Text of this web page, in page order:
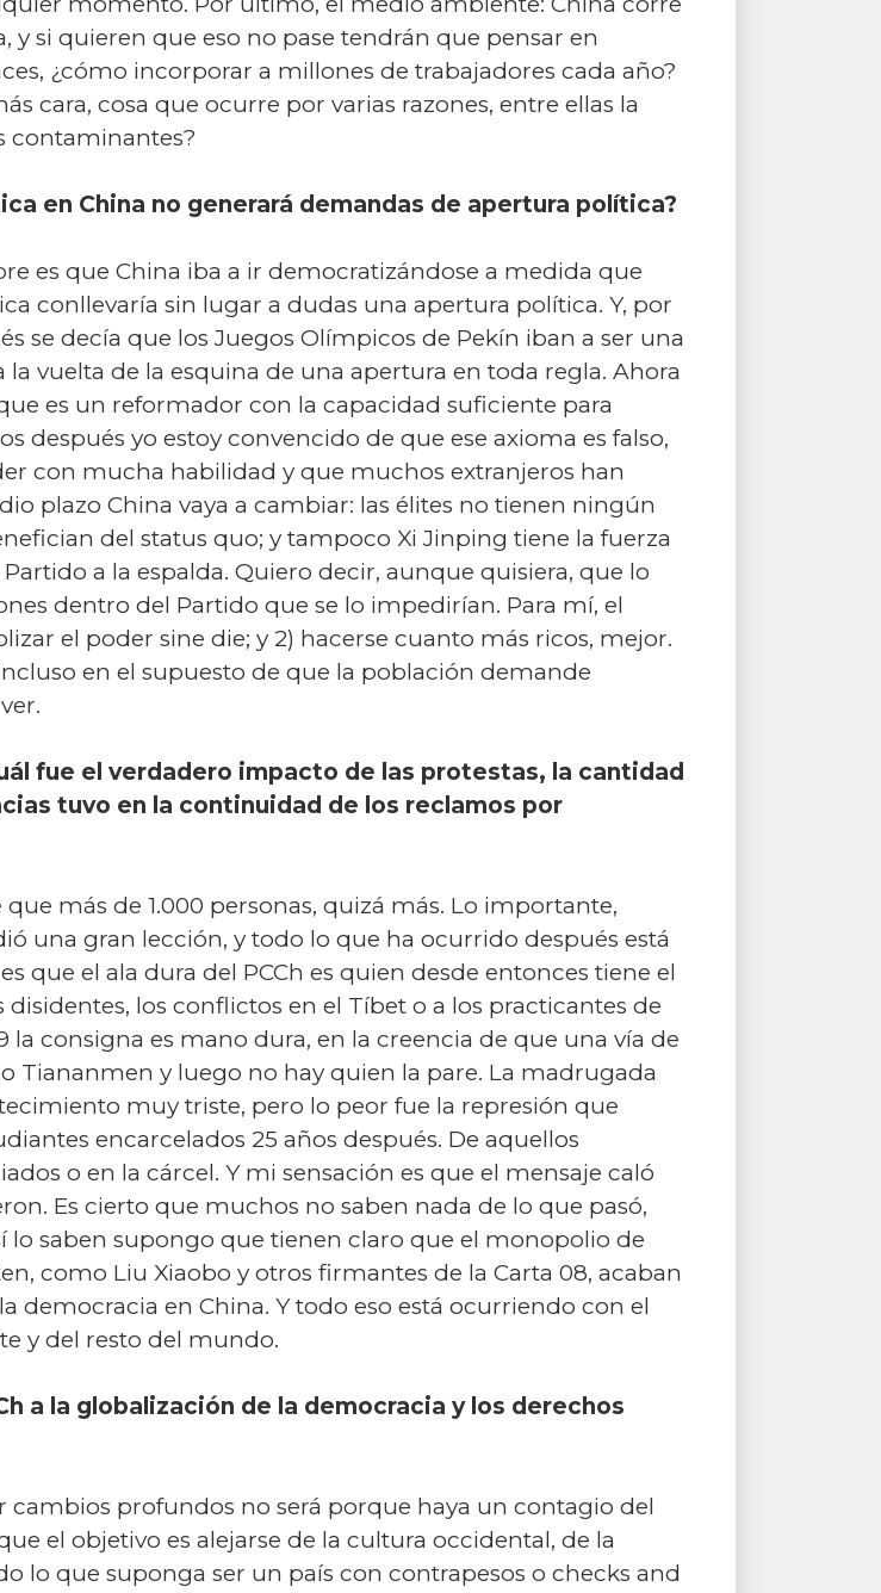
y si quieren que eso no pase tendrán que pensar en
¿cómo incorporar a millones de trabajadores cada año?
cara, cosa que ocurre por varias razones, entre ellas la
contaminantes?
en China no generará demandas de apertura política?
es que China iba a ir democratizándose a medida que
conllevaría sin lugar a dudas una apertura política. Y, por
se decía que los Juegos Olímpicos de Pekín iban a ser una
vuelta de la esquina de una apertura en toda regla. Ahora
es un reformador con la capacidad suficiente para
después yo estoy convencido de que ese axioma es falso,
con mucha habilidad y que muchos extranjeros han
plazo China vaya a cambiar: las élites no tienen ningún
del status quo; y tampoco Xi Jinping tiene la fuerza
a la espalda. Quiero decir, aunque quisiera, que lo
dentro del Partido que se lo impedirían. Para mí, el
el poder sine die; y 2) hacerse cuanto más ricos, mejor.
en el supuesto de que la población demande
fue el verdadero impacto de las protestas, la cantidad
tuvo en la continuidad de los reclamos por
más de 1.000 personas, quizá más. Lo importante,
una gran lección, y todo lo que ha ocurrido después está
que el ala dura del PCCh es quien desde entonces tiene el
los conflictos en el Tíbet o a los practicantes de
la consigna es mano dura, en la creencia de que una vía de
Tiananmen y luego no hay quien la pare. La madrugada
muy triste, pero lo peor fue la represión que
encarcelados 25 años después. De aquellos
o en la cárcel. Y mi sensación es que el mensaje caló
Es cierto que muchos no saben nada de lo que pasó,
lo saben supongo que tienen claro que el monopolio de
como Liu Xiaobo y otros firmantes de la Carta 08, acaban
democracia en China. Y todo eso está ocurriendo con el
y del resto del mundo.
a la globalización de la democracia y los derechos
cambios profundos no será porque haya un contagio del
el objetivo es alejarse de la cultura occidental, de la
lo que suponga ser un país con contrapesos o checks and